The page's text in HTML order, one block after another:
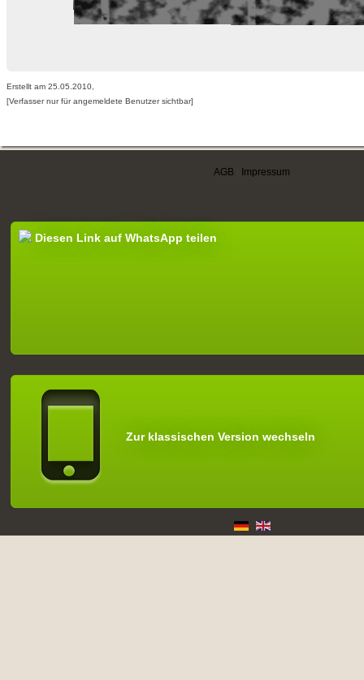
Erstellt am 25.05.2010,
[Verfasser nur für angemeldete Benutzer sichtbar]
AGB Impressum
Diesen Link auf WhatsApp teilen
Zur klassischen Version wechseln